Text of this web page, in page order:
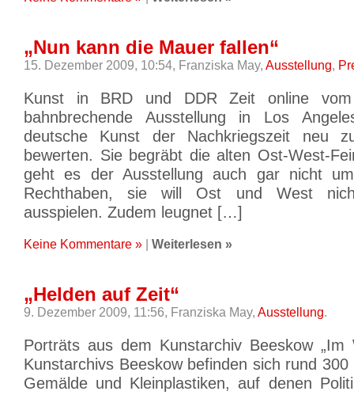
„Nun kann die Mauer fallen“
15. Dezember 2009, 10:54, Franziska May, Ausstellung,
Kunst in BRD und DDR Zeit online vom
bahnbrechende Ausstellung in Los
deutsche Kunst der Nachkriegszeit neu
bewerten. Sie begräbt die alten Ost-West-
geht es der Ausstellung auch gar nicht
Rechthaben, sie will Ost und West
ausspielen. Zudem leugnet […]
Keine Kommentare » Weiterlesen »
„Helden auf Zeit“
9. Dezember 2009, 11:56, Franziska May, Ausstellung.
Porträts aus dem Kunstarchiv Beeskow „Im
Kunstarchivs Beeskow befinden sich rund
Gemälde und Kleinplastiken, auf denen